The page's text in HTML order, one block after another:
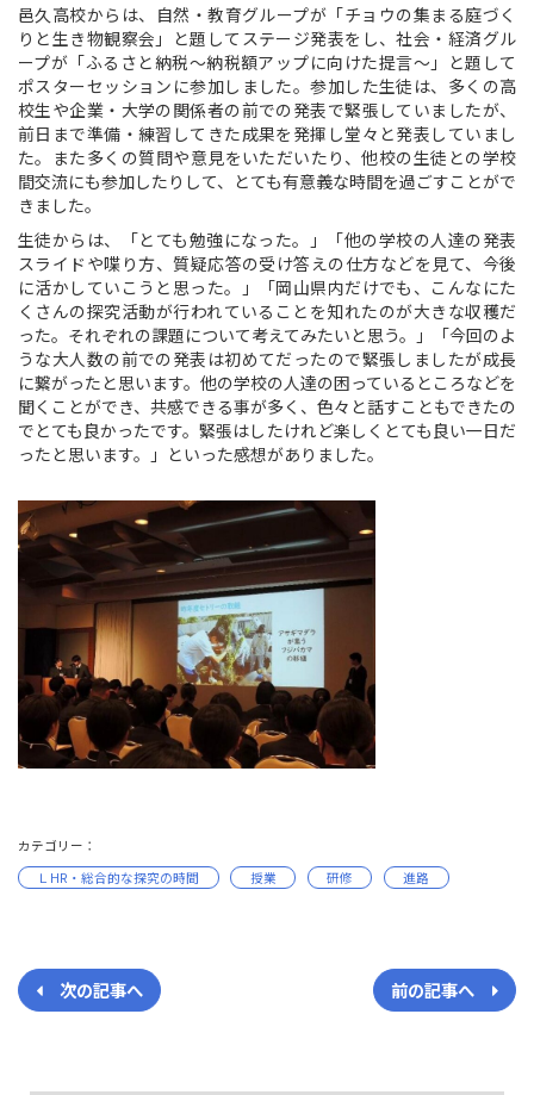
邑久高校からは、自然・教育グループが「チョウの集まる庭づく
りと生き物観察会」と題してステージ発表をし、社会・経済グル
ープが「ふるさと納税～納税額アップに向けた提言～」と題して
ポスターセッションに参加しました。参加した生徒は、多くの高
校生や企業・大学の関係者の前での発表で緊張していましたが、
前日まで準備・練習してきた成果を発揮し堂々と発表していまし
た。また多くの質問や意見をいただいたり、他校の生徒との学校
間交流にも参加したりして、とても有意義な時間を過ごすことがで
きました。
生徒からは、「とても勉強になった。」「他の学校の人達の発表
スライドや喋り方、質疑応答の受け答えの仕方などを見て、今後
に活かしていこうと思った。」「岡山県内だけでも、こんなにた
くさんの探究活動が行われていることを知れたのが大きな収穫だ
った。それぞれの課題について考えてみたいと思う。」「今回のよ
うな大人数の前での発表は初めてだったので緊張しましたが成長
に繋がったと思います。他の学校の人達の困っているところなどを
聞くことができ、共感できる事が多く、色々と話すこともできたの
でとても良かったです。緊張はしたけれど楽しくとても良い一日だ
ったと思います。」といった感想がありました。
カテゴリー：
ＬHR・総合的な探究の時間
授業 研修 進路
前の記事へ
次の記事へ